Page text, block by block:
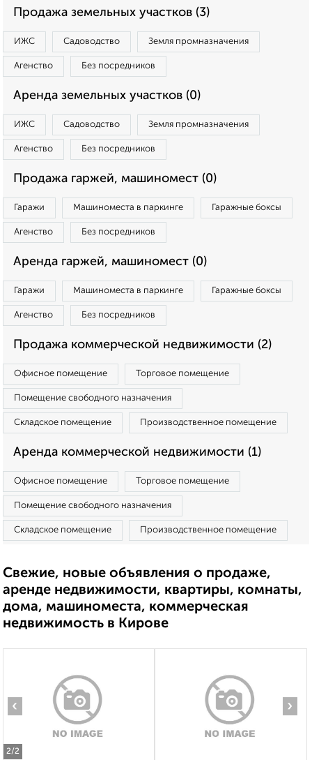
Продажа земельных участков (3)
ИЖС Садоводство Земля промназначения
Агенство Без посредников
Аренда земельных участков (0)
ИЖС Садоводство Земля промназначения
Агенство Без посредников
Продажа гаржей, машиномест (0)
Гаражи Машиноместа в паркинге Гаражные боксы
Агенство Без посредников
Аренда гаржей, машиномест (0)
Гаражи Машиноместа в паркинге Гаражные боксы
Агенство Без посредников
Продажа коммерческой недвижимости (2)
Офисное помещение Торговое помещение
Помещение свободного назначения
Складское помещение Производственное помещение
Аренда коммерческой недвижимости (1)
Офисное помещение Торговое помещение
Помещение свободного назначения
Складское помещение Производственное помещение
Свежие, новые объявления о продаже,
аренде недвижимости, квартиры, комнаты,
дома, машиноместа, коммерческая
недвижимость в Кирове
2/2
‹ ›